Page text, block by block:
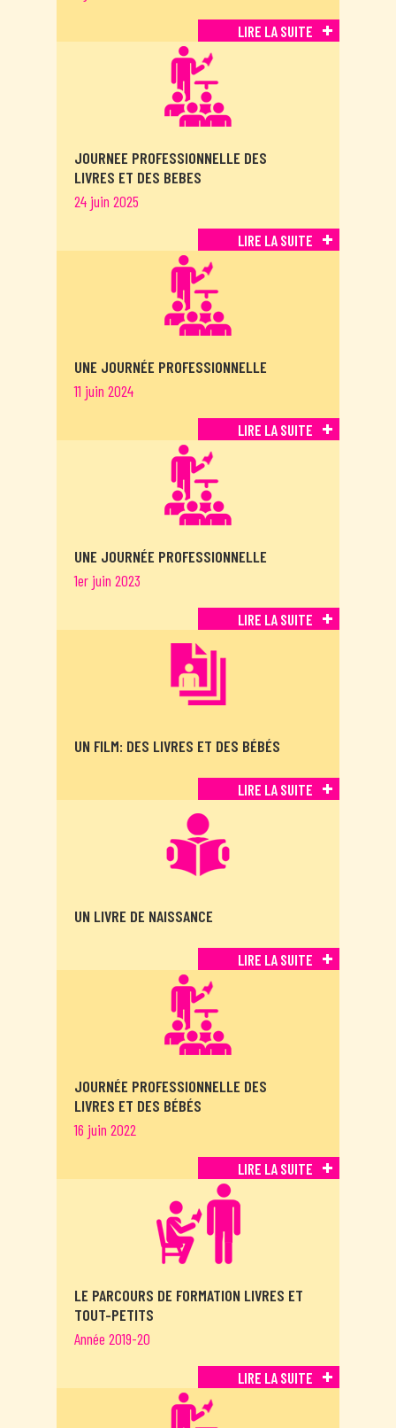
LIRE LA SUITE
JOURNEE PROFESSIONNELLE DES
LIVRES ET DES BEBES
24 juin 2025
LIRE LA SUITE
UNE JOURNÉE PROFESSIONNELLE
11 juin 2024
LIRE LA SUITE
UNE JOURNÉE PROFESSIONNELLE
1er juin 2023
LIRE LA SUITE
UN FILM: DES LIVRES ET DES BÉBÉS
LIRE LA SUITE
UN LIVRE DE NAISSANCE
LIRE LA SUITE
JOURNÉE PROFESSIONNELLE DES
LIVRES ET DES BÉBÉS
16 juin 2022
LIRE LA SUITE
LE PARCOURS DE FORMATION LIVRES ET
TOUT-PETITS
Année 2019-20
LIRE LA SUITE